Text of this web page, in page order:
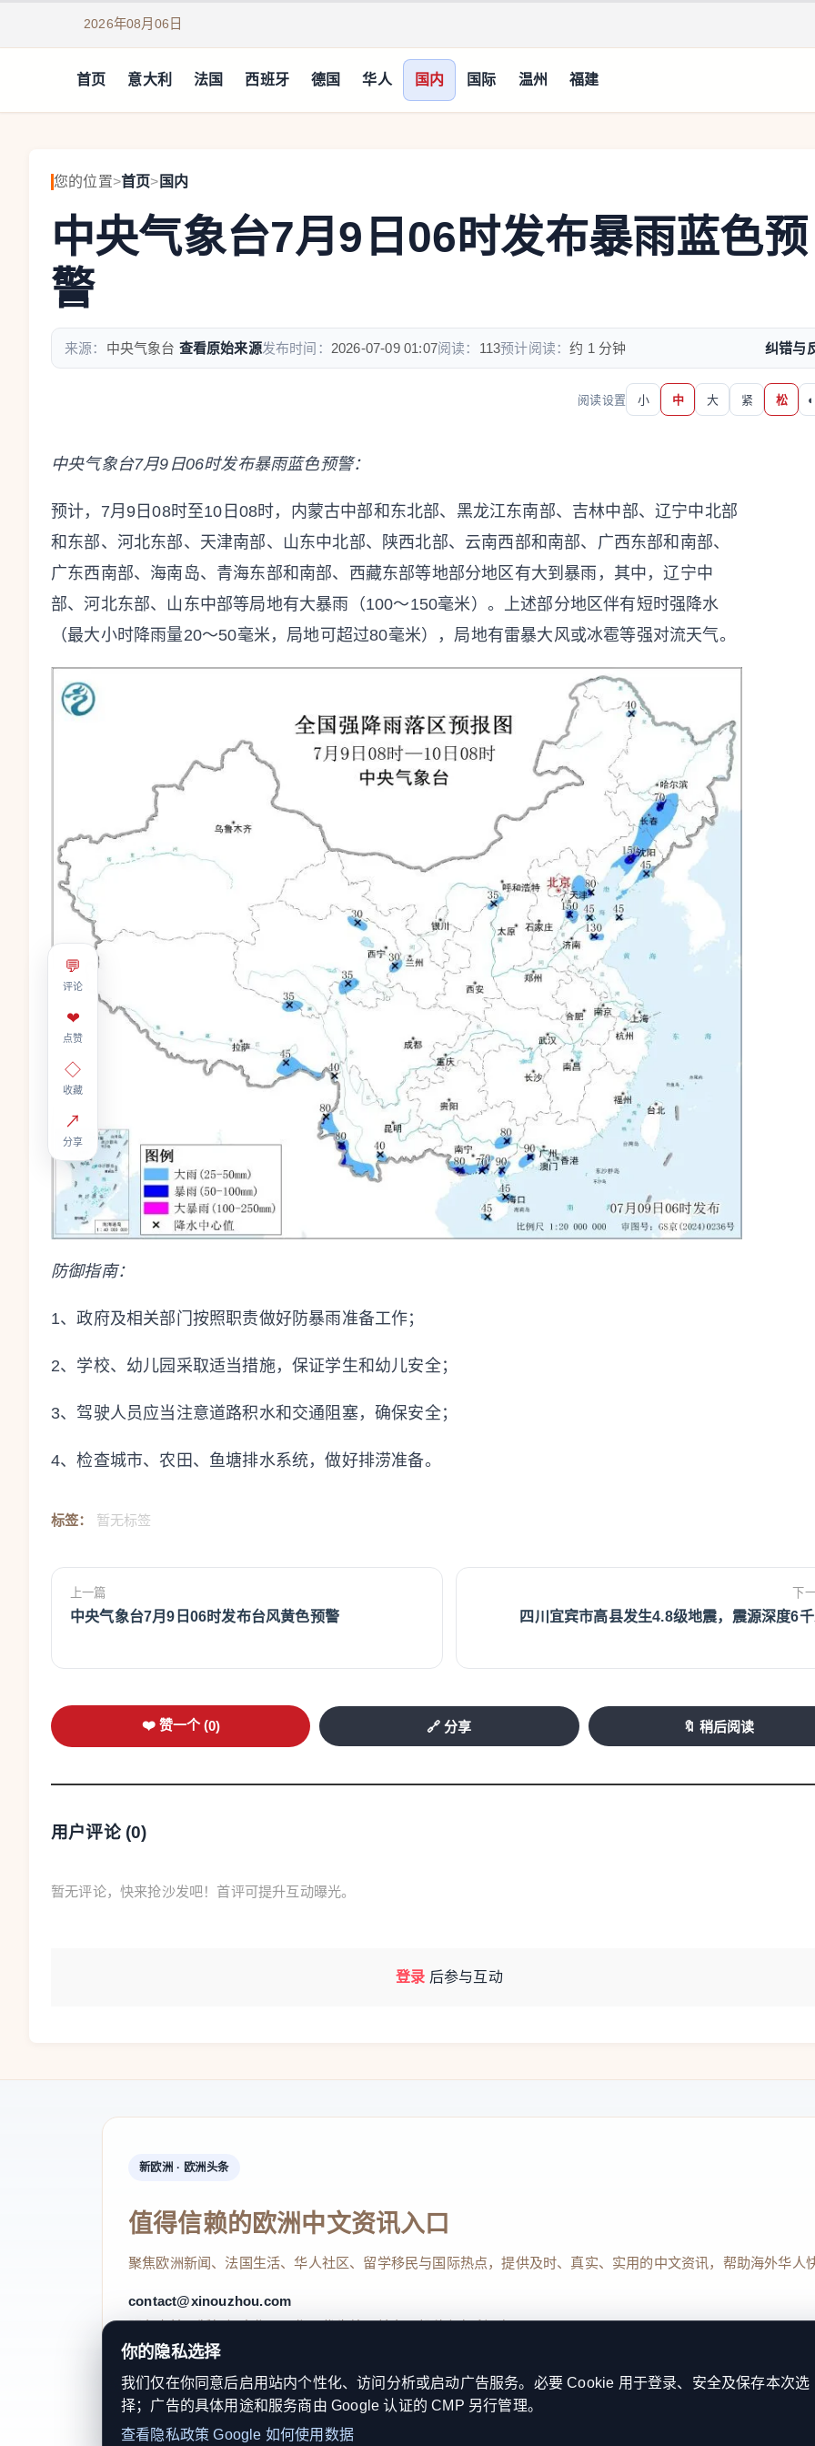
2026年08月06日
首页 意大利 法国 西班牙 德国 华人 国内 国际 温州 福建
您的位置>首页> 国内
中央气象台7月9日06时发布暴雨蓝色预
警
来源： 中央气象台 查看原始来源发布时间： 2026-07-09 01:07阅读： 113预计阅读：约 1 分钟 纠错与
阅读设置 小 中 大 紧 松 ◐
💬
评论
❤
点赞
◇
收藏
↗
分享
中央气象台7月9日06时发布暴雨蓝色预警：
预计，7月9日08时至10日08时，内蒙古中部和东北部、黑龙江东南部、吉林中部、辽宁中北部
和东部、河北东部、天津南部、山东中北部、陕西北部、云南西部和南部、广西东部和南部、
广东西南部、海南岛、青海东部和南部、西藏东部等地部分地区有大到暴雨，其中，辽宁中
部、河北东部、山东中部等局地有大暴雨（100～150毫米）。上述部分地区伴有短时强降水
（最大小时降雨量20～50毫米，局地可超过80毫米），局地有雷暴大风或冰雹等强对流天气。
防御指南：
1、政府及相关部门按照职责做好防暴雨准备工作；
2、学校、幼儿园采取适当措施，保证学生和幼儿安全；
3、驾驶人员应当注意道路积水和交通阻塞，确保安全；
4、检查城市、农田、鱼塘排水系统，做好排涝准备。
标签： 暂无标签
上一篇
中央气象台7月9日06时发布台风黄色预警
下
四川宜宾市高县发生4.8级地震，震源深度6
❤️ 赞一个 (0) 🔗 分享 🔖 稍后阅读
用户评论 (0)
暂无评论，快来抢沙发吧！首评可提升互动曝光。
登录 后参与互动
新欧洲 · 欧洲头条
值得信赖的欧洲中文资讯入口
聚焦欧洲新闻、法国生活、华人社区、留学移民与国际热点，提供及时、真实、实用的中文资讯，帮助海外华人
contact@xinouzhou.com
服务支持、版权与合作：工作日优先处理站务、投稿与权利通知
© 2026 新欧洲·欧洲头条. All Rights Reserved. 本网站持续优化内容透明度、联系方式与用户权利说明，以提升品牌
你的隐私选择
我们仅在你同意后启用站内个性化、访问分析或启动广告服务。必要 Cookie 用于登录、安全及保存本次选
择；广告的具体用途和服务商由 Google 认证的 CMP 另行管理。
查看隐私政策 Google 如何使用数据